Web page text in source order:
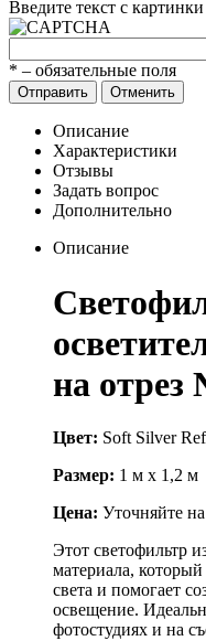
Введите текст с картинки
* – обязательные поля
Отправить Отменить
Описание
Характеристики
Отзывы
Задать вопрос
Дополнительно
Описание
на отрез
Цвет: Soft Silver
Размер: 1 м х 1,2 м
Цена: Уточняйте
Этот светофильтр
материала,
света и помогает
освещение.
фотостудиях и на